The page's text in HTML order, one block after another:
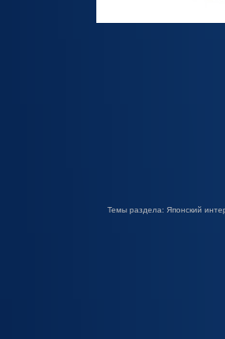
Темы раздела: Японский